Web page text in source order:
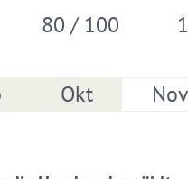
80 / 100
Okt Nov